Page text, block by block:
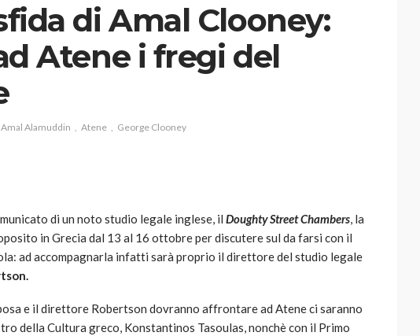
di Amal Clooney:
Atene i fregi del
Amal Alamuddin Atene George Clooney
di un noto studio legale inglese, il Doughty Street Chambers, la
in Grecia dal 13 al 16 ottobre per discutere sul da farsi con il
ad accompagnarla infatti sarà proprio il direttore del studio legale
e il direttore Robertson dovranno affrontare ad Atene ci saranno
della Cultura greco, Konstantinos Tasoulas, nonchè con il Primo
quale
ago 784
Davis: tennis mondiale e
passione per
l’automobilismo
god 9 mesi ago